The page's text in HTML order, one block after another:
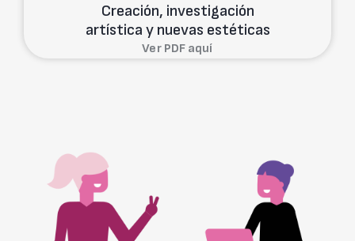
Creación, investigación
artística y nuevas estéticas
Ver PDF aquí